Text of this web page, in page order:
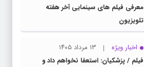
معرفی فیلم های سینمایی آخر هفته
تلویزیون
اخبار ویژه
۱۳ مرداد ۱۴۰۵
فیلم / پزشکیان: استعفا نخواهم داد و